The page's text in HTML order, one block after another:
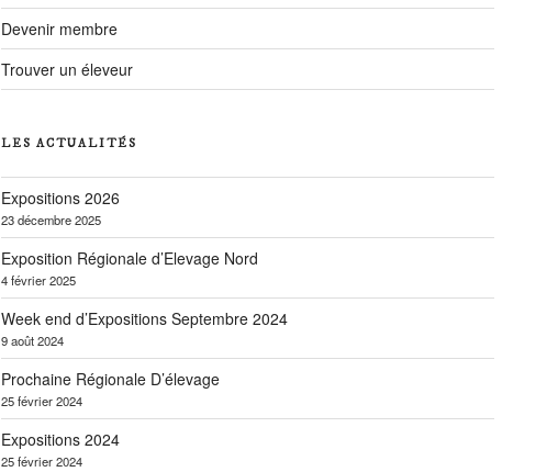
Devenir membre
Trouver un éleveur
LES ACTUALITÉS
Expositions 2026
23 décembre 2025
Exposition Régionale d’Elevage Nord
4 février 2025
Week end d’Expositions Septembre 2024
9 août 2024
Prochaine Régionale D’élevage
25 février 2024
Expositions 2024
25 février 2024